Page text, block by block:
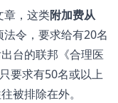
章，这类附加费从
令，要求给有20名
台的联邦《合理医
要求有50名或以上
被排除在外。